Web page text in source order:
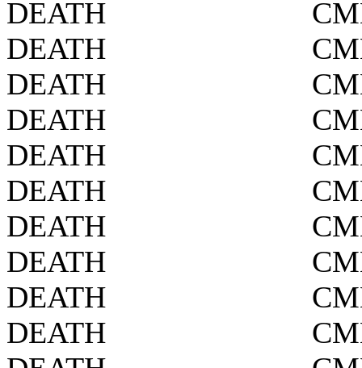
DEATH
DEATH
DEATH
DEATH
DEATH
DEATH
DEATH
DEATH
DEATH
DEATH